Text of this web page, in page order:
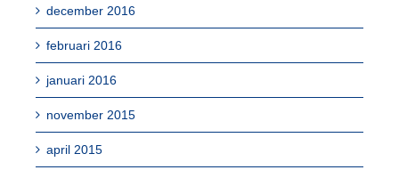
december 2016
februari 2016
januari 2016
november 2015
april 2015